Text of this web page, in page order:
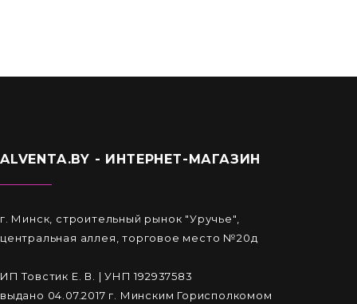
ALVENTA.BY - ИНТЕРНЕТ-МАГАЗИН
г. Минск, строительный рынок "Уручье",
центральная аллея, торговое место №20д
ИП Товстик Е. В. | УНП 192937583
выдано 04.07.2017 г. Минским Горисполкомом